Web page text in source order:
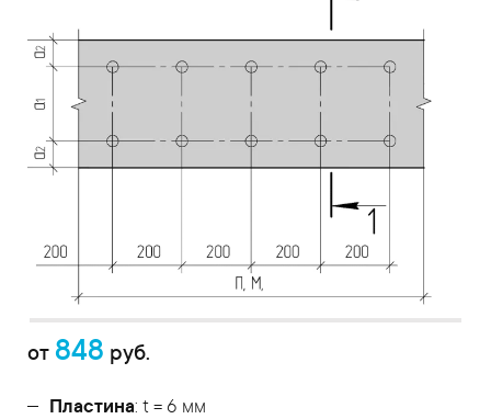
от 848 руб.
Пластина: t = 6 мм